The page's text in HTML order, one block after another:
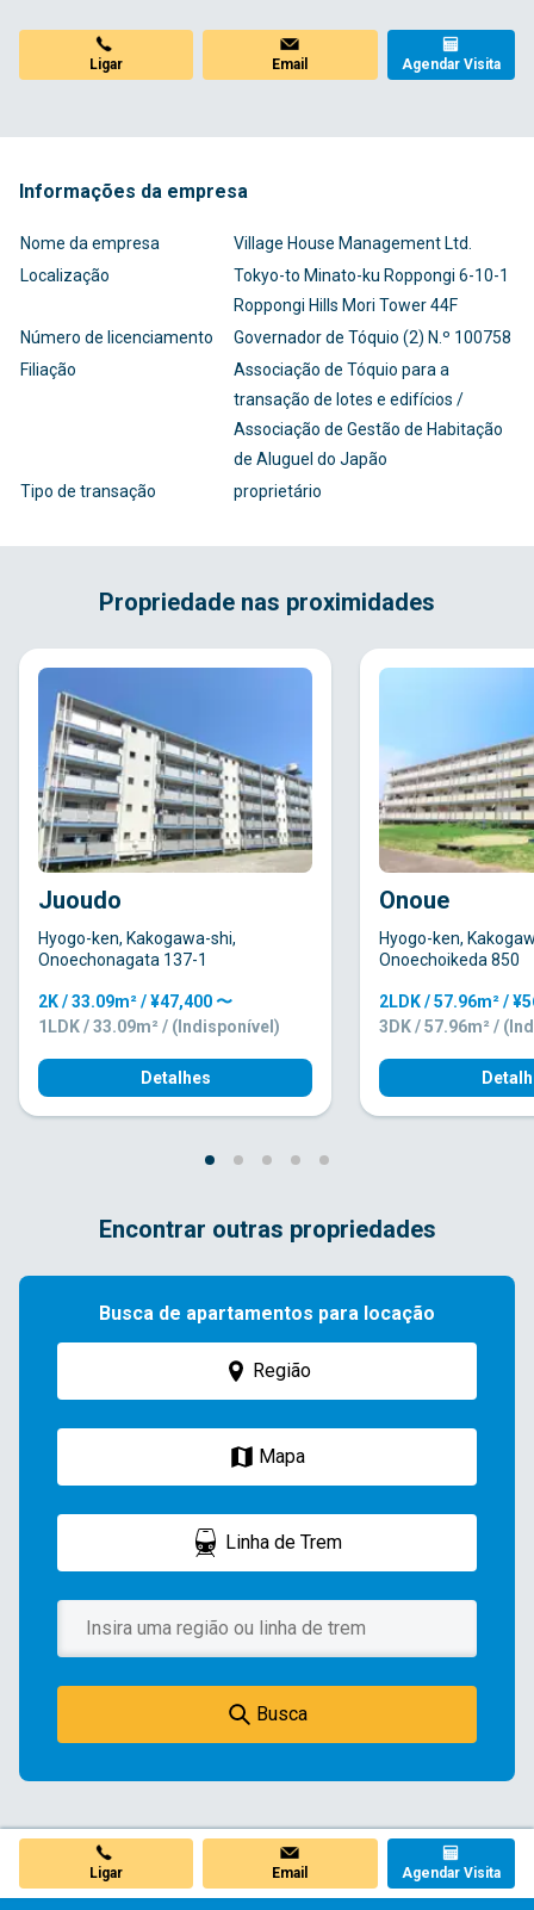
Ligar Email Agendar Visita
Informações da empresa
Nome da empresa
Village House Management Ltd.
Localização
Tokyo-to Minato-ku Roppongi 6-10-1
Roppongi Hills Mori Tower 44F
Número de licenciamento
Governador de Tóquio (2) N.º 100758
Filiação
Associação de Tóquio para a
transação de lotes e edifícios /
Associação de Gestão de Habitação
de Aluguel do Japão
Tipo de transação
proprietário
Propriedade nas proximidades
Juoudo
Hyogo-ken, Kakogawa-shi,
Onoechonagata 137-1
2K / 33.09m² / ¥47,400 〜
1LDK / 33.09m² / (Indisponível)
Detalhes
Onoue
Hyogo-ken,
Onoechoikeda 850
2LDK / 57.96m² /
3DK / 57.96m² /
Encontrar outras propriedades
Busca de apartamentos para locação
Região
Mapa
Linha de Trem
Busca
Ligar Email Agendar Visita